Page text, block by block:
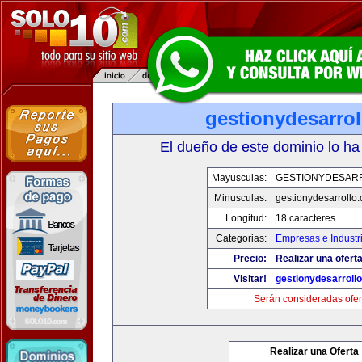
El dueño de este dominio lo
Mayusculas:
Minusculas:
Longitud:
18 caracteres
Categorias:
Empresas e
Precio:
Realizar una
Visitar!
Serán consideradas
Realizar una Oferta